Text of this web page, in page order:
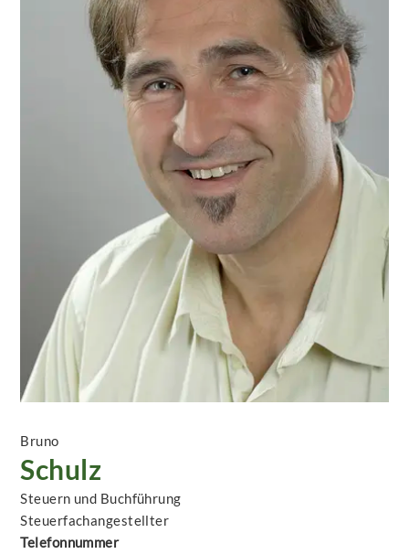
Bruno
Schulz
Steuern und Buchführung
Steuerfachangestellter
Telefonnummer